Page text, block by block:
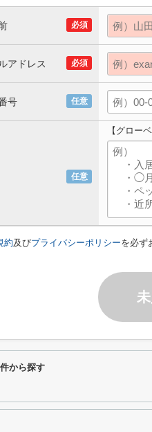
必須
必須
アドレス
任意
号
任意
【グロー
約及びプライバシーポリシーを必ず
から探す